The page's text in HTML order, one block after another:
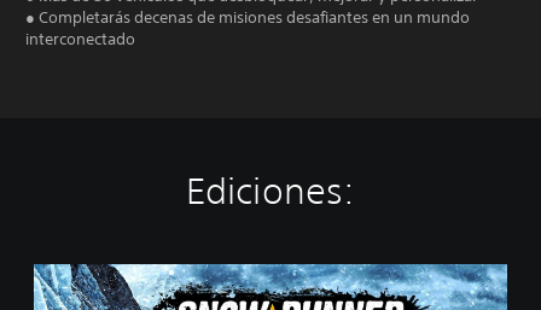
● Completarás decenas de misiones desafiantes en un mundo
interconectado
Ediciones:
S
t